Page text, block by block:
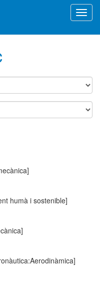
humà i sostenible]